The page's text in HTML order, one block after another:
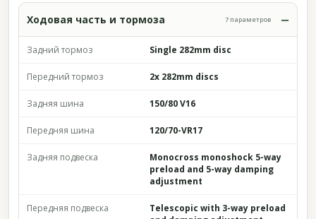
Ходовая часть и тормоза 7 параметров
Задний тормоз Single 282mm disc
Передний тормоз 2x 282mm discs
Задняя шина 150/80 V16
Передняя шина 120/70-VR17
Задняя подвеска
Monocross monoshock 5-way
preload and 5-way damping
adjustment
Передняя подвеска
Telescopic with 3-way preload